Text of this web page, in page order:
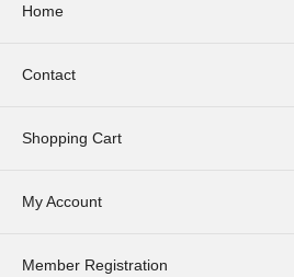
Home
Contact
Shopping Cart
My Account
Member Registration